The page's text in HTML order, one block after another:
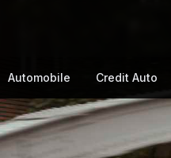
Automobile Credit Auto